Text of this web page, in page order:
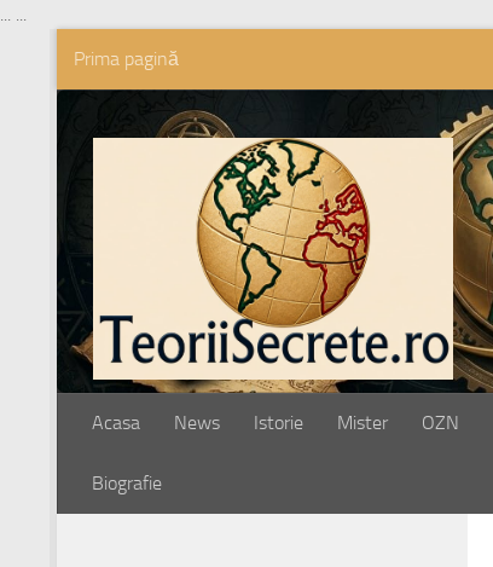
... ...
Skip to content
Prima pagină
Acasa News Istorie Mister OZN
Biografie